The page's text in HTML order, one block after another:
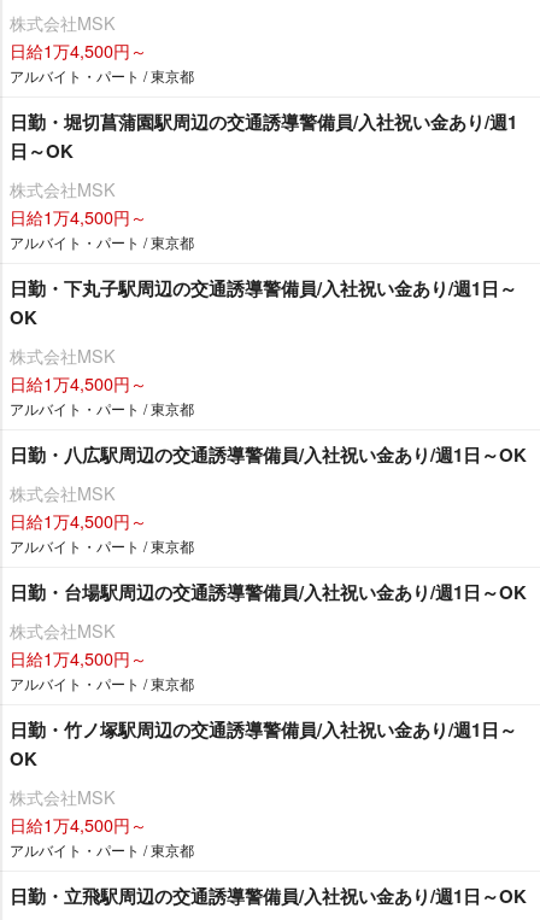
株式会社MSK
日給1万4,500円～
アルバイト・パート / 東京都
日勤・堀切菖蒲園駅周辺の交通誘導警備員/入社祝い金あり/週1
日～OK
株式会社MSK
日給1万4,500円～
アルバイト・パート / 東京都
日勤・下丸子駅周辺の交通誘導警備員/入社祝い金あり/週1日～
OK
株式会社MSK
日給1万4,500円～
アルバイト・パート / 東京都
日勤・八広駅周辺の交通誘導警備員/入社祝い金あり/週1日～OK
株式会社MSK
日給1万4,500円～
アルバイト・パート / 東京都
日勤・台場駅周辺の交通誘導警備員/入社祝い金あり/週1日～OK
株式会社MSK
日給1万4,500円～
アルバイト・パート / 東京都
日勤・竹ノ塚駅周辺の交通誘導警備員/入社祝い金あり/週1日～
OK
株式会社MSK
日給1万4,500円～
アルバイト・パート / 東京都
日勤・立飛駅周辺の交通誘導警備員/入社祝い金あり/週1日～OK